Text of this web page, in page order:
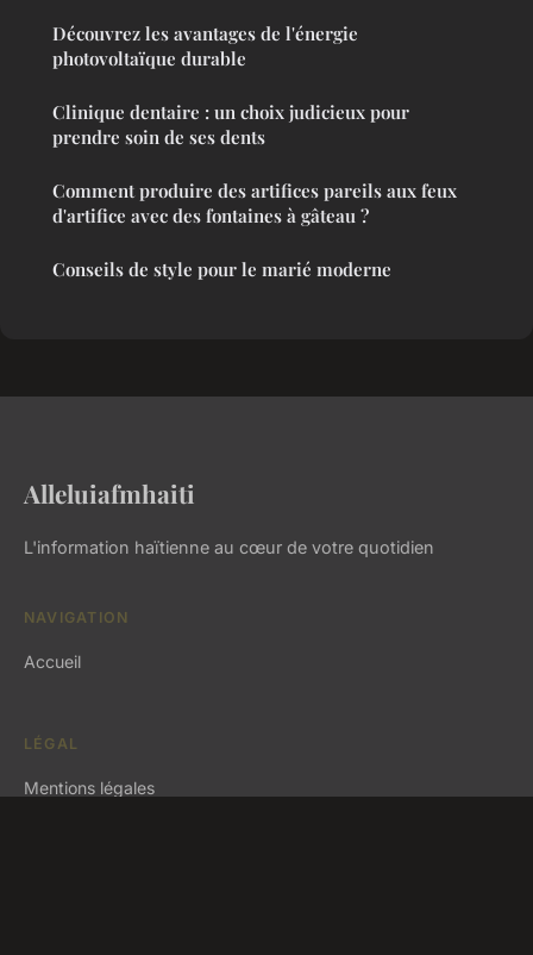
Découvrez les avantages de l'énergie
photovoltaïque durable
Clinique dentaire : un choix judicieux pour
prendre soin de ses dents
Comment produire des artifices pareils aux feux
d'artifice avec des fontaines à gâteau ?
Conseils de style pour le marié moderne
Alleluiafmhaiti
L'information haïtienne au cœur de votre quotidien
NAVIGATION
Accueil
LÉGAL
Mentions légales